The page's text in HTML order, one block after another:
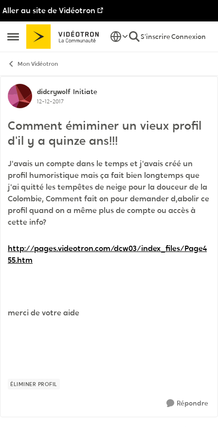
Aller au site de Vidéotron
Ouvrir Menu Latéral
Passer au contenu
S'inscrireConnexion
Mon Vidéotron
Discussion de forum
didcrywolf Initiate
12-12-2017
Comment émiminer un vieux profil
d'il y a quinze ans!!!
J'avais un compte dans le temps et j'avais créé un
profil humoristique mais ça fait bien longtemps que
j'ai quitté les tempêtes de neige pour la douceur de la
Colombie, Comment fait on pour demander d,abolir ce
profil quand on a même plus de compte ou accès à
cette info?
http://pages.videotron.com/dcw03/index_files/Page4
55.htm
merci de votre aide
ÉLIMINER PROFIL
Répondre